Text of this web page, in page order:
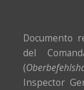
Documento
del
(
Inspector